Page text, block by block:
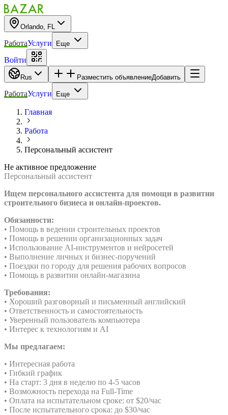
Orlando, FL
РаботаУслуги Еще
Войти
Rus Разместить объявлениеДобавить
РаботаУслуги Еще
Главная
Работа
Персональный ассистент
Не активное предложение
Персональный ассистент
Ищем персонального ассистента для помощи в развитии
строительного бизнеса и онлайн-проектов.
Обязанности:
• Помощь в ведении строительных проектов
• Помощь в решении организационных задач
• Использование AI-инструментов и нейросетей
• Выполнение личных и бизнес-поручений
• Поездки по городу для решения рабочих вопросов
• Помощь в развитии онлайн-магазина
Требования:
• Хороший разговорный и письменный английский
• Ответственность и самостоятельность
• Уверенный пользователь компьютера
• Интерес к технологиям и AI
Мы предлагаем:
• Интересная работа
• Гибкий график
• На старт: 3 дня в неделю по 4-5 часов
• Возможность перехода на Full-Time
• Оплата на испытательном сроке: от $20/час
• После испытательного срока: до $30/час